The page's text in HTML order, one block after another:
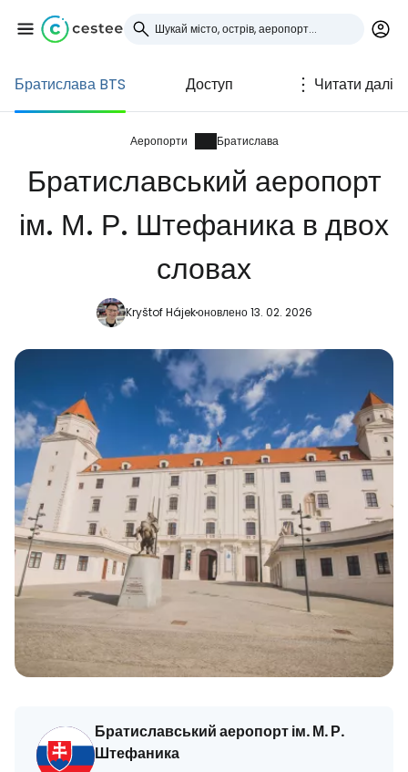
Братислава BTS Доступ Читати далі
Аеропорти Братислава
Братиславський аеропорт
ім. М. Р. Штефаника в двох
словах
Kryštof Hájekоновлено 13. 02. 2026
Братиславський аеропорт ім. М. Р.
Штефаника
Увійдіть до Cestee
... світова туристична спільнота
Продовжуйте з Google
Продовжуйте у Facebook
Продовжити з email